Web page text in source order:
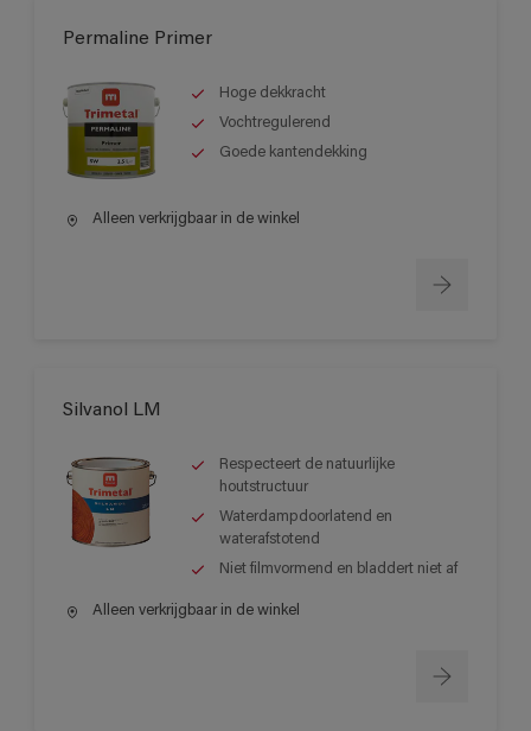
Permaline Primer
Hoge dekkracht
Vochtregulerend
Goede kantendekking
Alleen verkrijgbaar in de winkel
Silvanol LM
Respecteert de natuurlijke
houtstructuur
Waterdampdoorlatend en
waterafstotend
Niet filmvormend en bladdert niet af
Alleen verkrijgbaar in de winkel